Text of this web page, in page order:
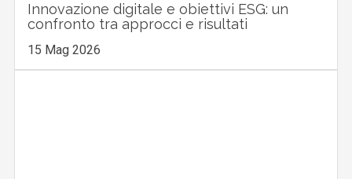
Innovazione digitale e obiettivi ESG: un
confronto tra approcci e risultati
15 Mag 2026